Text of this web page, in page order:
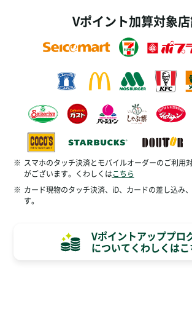
Vポイント加算対象
※ スマホのタッチ決済とモバイルオーダーのご利用
がございます。くわしくはこちら
※ カード現物のタッチ決済、iD、カードの差し込み
す。
Vポイントアッププロ
についてくわしくはこ